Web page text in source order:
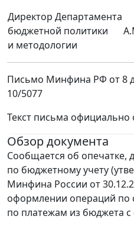
Директор Департамента
бюджетной политики
и методологии
Письмо Минфина РФ от 8
10/5077
Текст письма официально
Обзор документа
Сообщается об опечатке,
по бюджетному учету
Минфина России от
оформлении операций по
по платежам из бюджета